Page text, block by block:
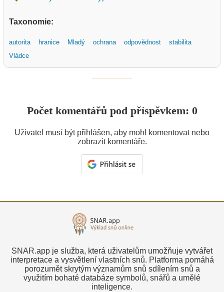
Taxonomie:
autorita hranice Mladý ochrana odpovědnost
stabilita
Vládce
Počet komentářů pod příspěvkem: 0
Uživatel musí být přihlášen, aby mohl komentovat nebo
zobrazit komentáře.
SNAR.app je služba, která uživatelům umožňuje vytvářet
interpretace a vysvětlení vlastních snů. Platforma pomáhá
porozumět skrytým významům snů sdílením snů a
využitím bohaté databáze symbolů, snářů a umělé
inteligence.